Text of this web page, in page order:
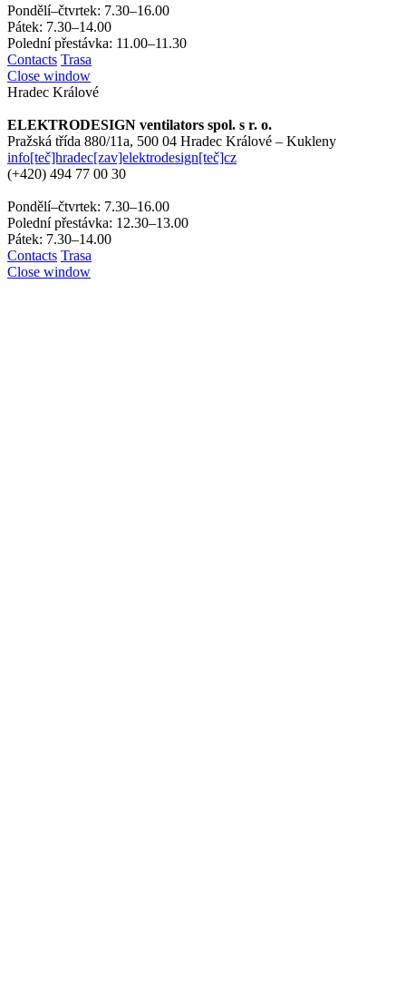
Pondělí–čtvrtek: 7.30–16.00
Pátek: 7.30–14.00
Polední přestávka: 11.00–11.30
Contacts Trasa
Close window
Hradec Králové
ELEKTRODESIGN ventilators spol. s r. o.
Pražská třída 880/11a, 500 04 Hradec Králové – Kukleny
info[teč]hradec[zav]elektrodesign[teč]cz
(+420) 494 77 00 30
Pondělí–čtvrtek: 7.30–16.00
Polední přestávka: 12.30–13.00
Pátek: 7.30–14.00
Contacts Trasa
Close window